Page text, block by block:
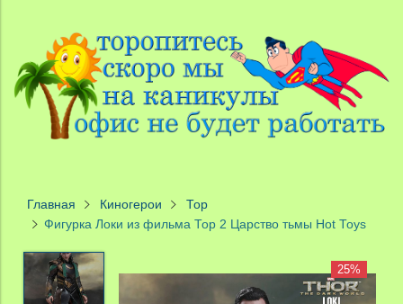
Главная Киногерои
Тор
Фигурка Локи из фильма Тор 2 Царство тьмы Hot Toys
25%